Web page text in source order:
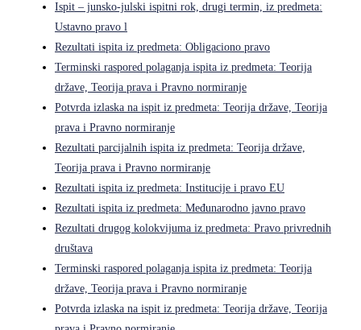
Ispit – junsko-julski ispitni rok, drugi termin, iz predmeta:
Ustavno pravo l
Rezultati ispita iz predmeta: Obligaciono pravo
Terminski raspored polaganja ispita iz predmeta: Teorija
države, Teorija prava i Pravno normiranje
Potvrda izlaska na ispit iz predmeta: Teorija države, Teorija
prava i Pravno normiranje
Rezultati parcijalnih ispita iz predmeta: Teorija države,
Teorija prava i Pravno normiranje
Rezultati ispita iz predmeta: Institucije i pravo EU
Rezultati ispita iz predmeta: Međunarodno javno pravo
Rezultati drugog kolokvijuma iz predmeta: Pravo privrednih
društava
Terminski raspored polaganja ispita iz predmeta: Teorija
države, Teorija prava i Pravno normiranje
Potvrda izlaska na ispit iz predmeta: Teorija države, Teorija